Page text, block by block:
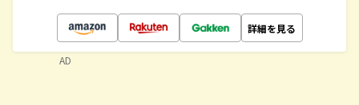
詳細を見る
AD